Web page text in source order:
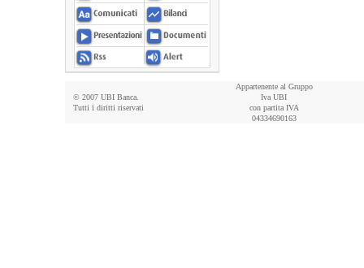
© 2007 UBI Banca.
Tutti i diritti riservati
Appartenente al Gruppo
Iva UBI
con partita IVA
04334690163